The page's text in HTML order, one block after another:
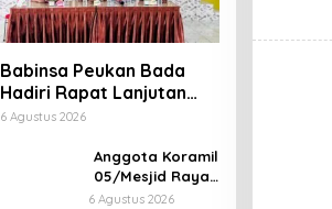
Babinsa Peukan Bada
Hadiri Rapat Lanjutan
HUT RI ke-81, Perkuat
6 Agustus 2026
Anggota Koramil
05/Mesjid Raya
Gelar Acara
6 Agustus 2026